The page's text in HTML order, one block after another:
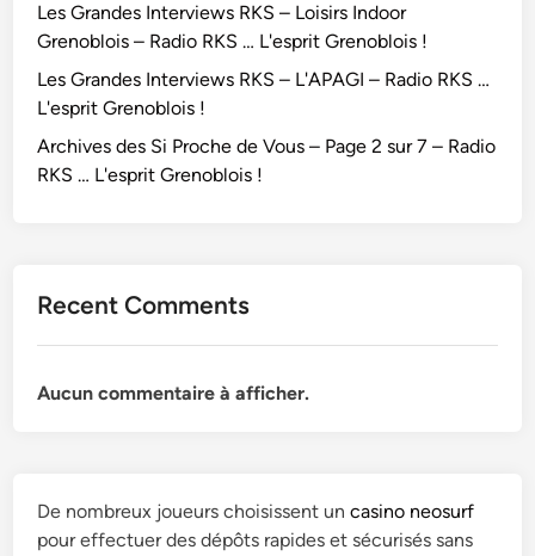
Les Grandes Interviews RKS – Loisirs Indoor
Grenoblois – Radio RKS … L'esprit Grenoblois !
Les Grandes Interviews RKS – L'APAGI – Radio RKS …
L'esprit Grenoblois !
Archives des Si Proche de Vous – Page 2 sur 7 – Radio
RKS … L'esprit Grenoblois !
Recent Comments
Aucun commentaire à afficher.
De nombreux joueurs choisissent uncasino neosurf
pour effectuer des dépôts rapides et sécurisés sans